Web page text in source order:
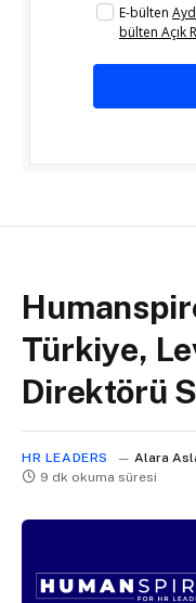
E-bülten
bülten Açık
Türkiye,
Direktörü
HR LEADERS Alara
9 dk okuma süresi